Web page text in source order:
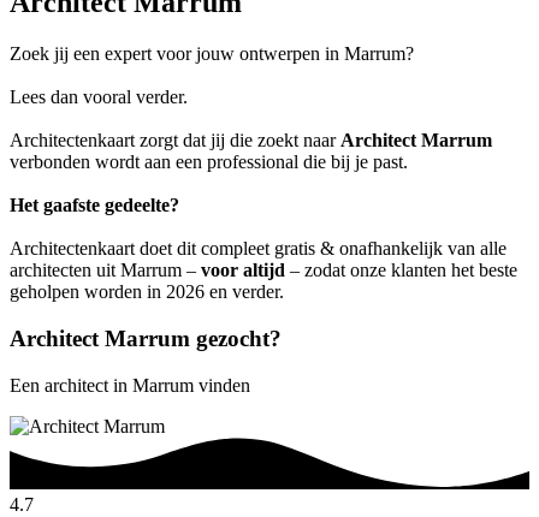
Zoek jij een expert voor jouw ontwerpen in Marrum?
Lees dan vooral verder.
Architectenkaart zorgt dat jij die zoekt naar Architect Marrum
verbonden wordt aan een professional die bij je past.
Het gaafste gedeelte?
Architectenkaart doet dit compleet gratis & onafhankelijk van alle
architecten uit Marrum – voor altijd – zodat onze klanten het beste
geholpen worden in 2026 en verder.
Architect Marrum gezocht?
Een architect in Marrum vinden
4.7